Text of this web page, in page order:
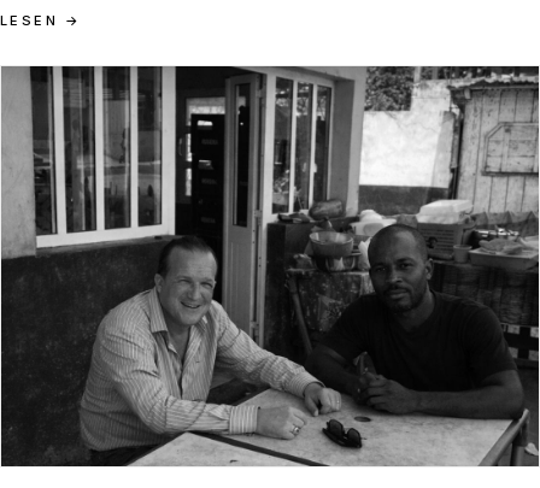
Ordnung, in der aus drei Freunden, einem Wald und einer Zahl
LESEN →